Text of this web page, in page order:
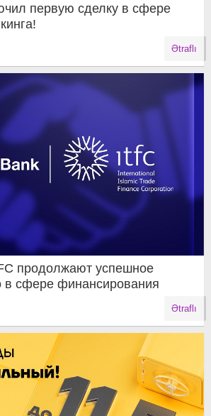
первую сделку в сфере
Ətraflı
продолжают успешное
в сфере финансирования
Ətraflı